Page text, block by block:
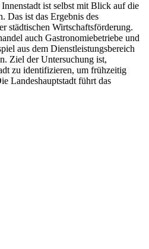
ist selbst mit Blick auf die
Das ist das Ergebnis des
städtischen Wirtschaftsförderung.
auch Gastronomiebetriebe und
aus dem Dienstleistungsbereich
Ziel der Untersuchung ist,
zu identifizieren, um frühzeitig
Landeshauptstadt führt das